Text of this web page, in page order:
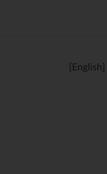
[English]